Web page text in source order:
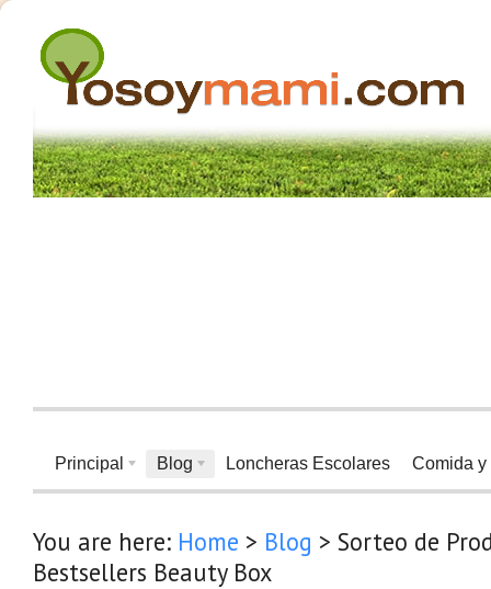
Principal Blog Loncheras Escolares Comida y
You are here: Home > Blog > Sorteo de
Bestsellers Beauty Box